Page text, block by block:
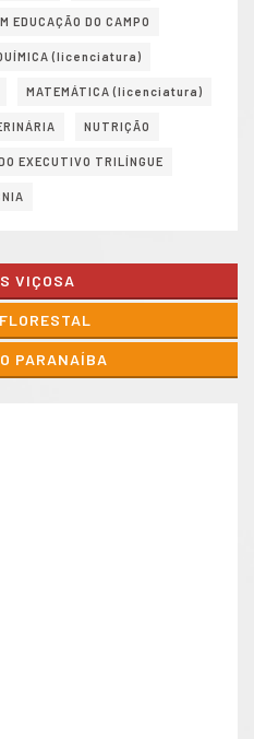
EDUCAÇÃO DO CAMPO
(licenciatura)
MATEMÁTICA (licenciatura)
NUTRIÇÃO
EXECUTIVO TRILÍNGUE
VIÇOSA
PARANAÍBA